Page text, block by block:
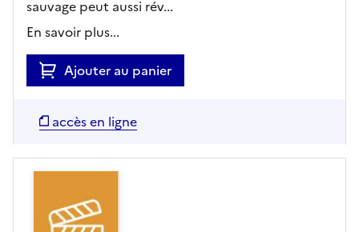
sauvage peut aussi rév...
En savoir plus...
Ajouter au panier
accès en ligne